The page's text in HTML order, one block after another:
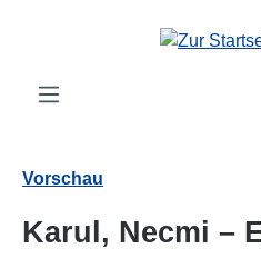
Zum Hauptinhalt springen
Vorschau
Karul, Necmi –